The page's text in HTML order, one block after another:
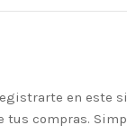
en este
tus compras.